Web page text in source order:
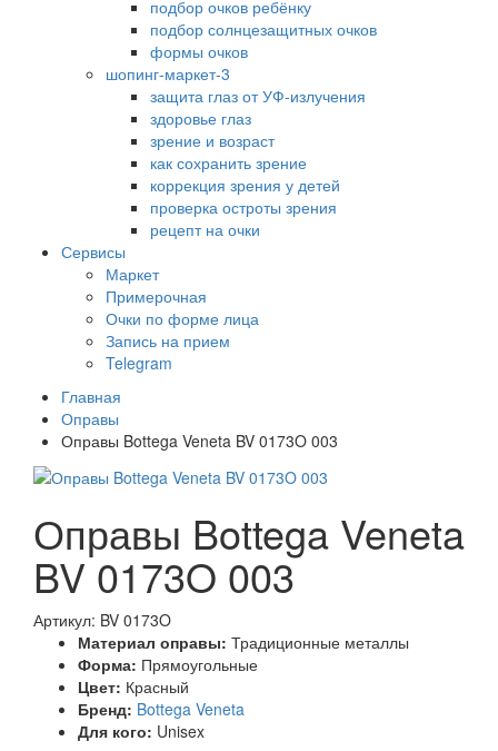
подбор очков ребёнку
подбор солнцезащитных очков
формы очков
шопинг-маркет-3
защита глаз от УФ-излучения
здоровье глаз
зрение и возраст
как сохранить зрение
коррекция зрения у детей
проверка остроты зрения
рецепт на очки
Сервисы
Маркет
Примерочная
Очки по форме лица
Запись на прием
Telegram
Главная
Оправы
Оправы Bottega Veneta BV 0173O 003
Оправы Bottega Veneta
BV 0173O 003
Артикул: BV 0173O
Материал оправы: Традиционные металлы
Форма: Прямоугольные
Цвет: Красный
Бренд: Bottega Veneta
Для кого: Unisex